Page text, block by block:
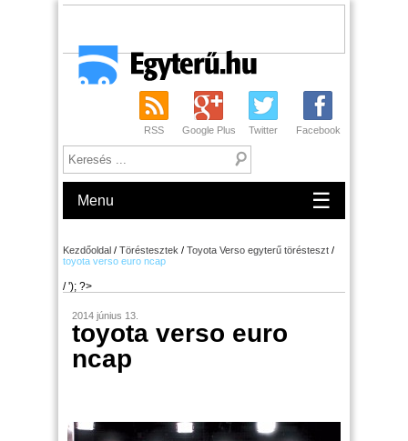
RSS Google Plus Twitter Facebook
Menu ☰
Kezdőoldal / Töréstesztek / Toyota Verso egyterű törésteszt /
toyota verso euro ncap
/ '); ?>
2014 június 13.
toyota verso euro
ncap